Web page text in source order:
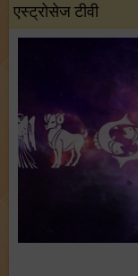
एस्ट्रोसेज टीवी